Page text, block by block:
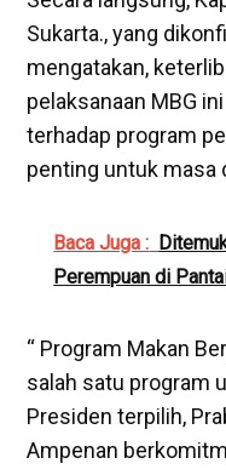
Sukarta., yang
mengatakan,
pelaksanaan MBG
terhadap program
penting untuk masa
Baca Juga :
Perempuan di
“ Program Makan
salah satu program
Presiden terpilih,
Ampenan